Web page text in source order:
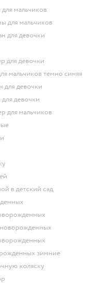
для мальчиков
для мальчиков
для девочки
для девочки
мальчиков темно синяя
для девочки
для девочки
для мальчиков
в детский сад
зимние
коляску